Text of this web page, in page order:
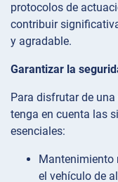
protocolos de
contribuir
y agradable.
Garantizar la
Para disfrutar de
tenga en cuenta las
esenciales:
Mantenimiento
el vehículo de